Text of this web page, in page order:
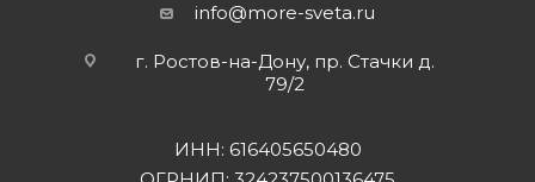
info@more-sveta.ru
г. Ростов-на-Дону, пр. Стачки д.
79/2
ИНН: 616405650480